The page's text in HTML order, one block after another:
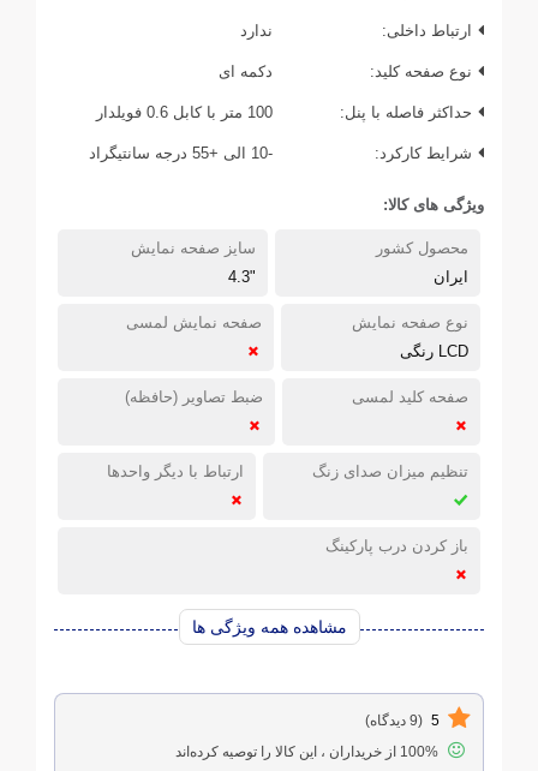
ارتباط داخلی: ندارد
نوع صفحه کلید: دکمه ای
حداکثر فاصله با پنل: 100 متر با کابل 0.6 فویلدار
شرایط کارکرد: -10 الی +55 درجه سانتیگراد
ویژگی های کالا:
محصول کشور
ایران
سایز صفحه نمایش
"4.3
نوع صفحه نمایش
LCD رنگی
صفحه نمایش لمسی
صفحه کلید لمسی ضبط تصاویر (حافظه)
تنظیم میزان صدای زنگ ارتباط با دیگر واحدها
باز کردن درب پارکینگ
مشاهده همه ویژگی ها
5 (9 دیدگاه)